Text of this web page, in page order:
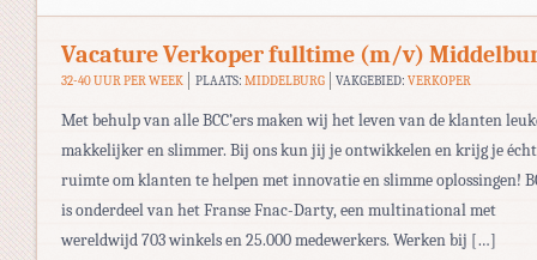
Vacature Verkoper fulltime (m/v)
32-40 UUR PER WEEK PLAATS: MIDDELBURG VAKGEBIED:VERKOPER
Met behulp van alle BCC’ers maken wij het leven van de klanten
makkelijker en slimmer. Bij ons kun jij je ontwikkelen en krijg je
ruimte om klanten te helpen met innovatie en slimme oplossingen!
is onderdeel van het Franse Fnac-Darty, een multinational met
wereldwijd 703 winkels en 25.000 medewerkers. Werken bij […]